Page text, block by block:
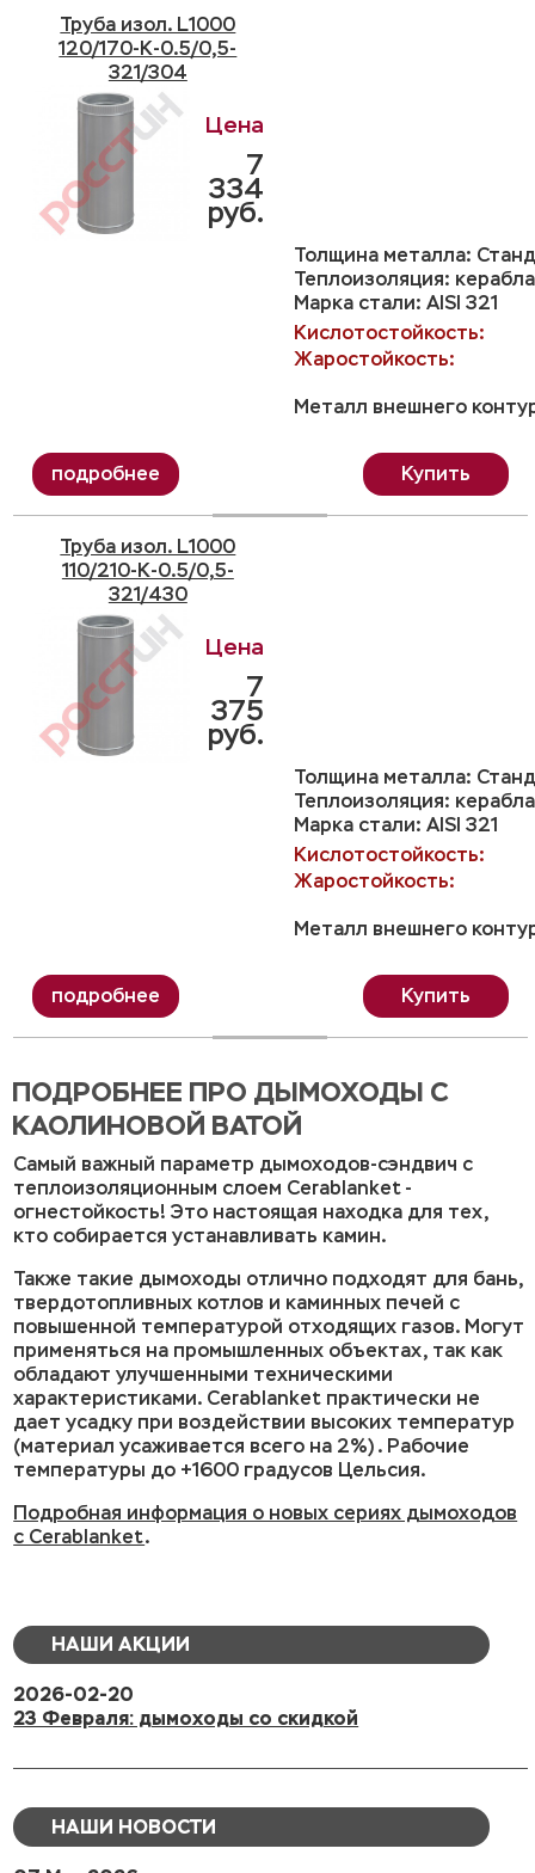
Труба изол. L1000
120/170-K-0.5/0,5-
321/304
Толщина металла:
Теплоизоляция:
Марка стали: AISI 321
Кислотостойкость:
Жаростойкость:
Металл внешнего
7
334
руб.
Купить
Труба изол. L1000
110/210-K-0.5/0,5-
321/430
Толщина металла:
Теплоизоляция:
Марка стали: AISI 321
Кислотостойкость:
Жаростойкость:
Металл внешнего
7
375
руб.
Купить
ПОДРОБНЕЕ ПРО ДЫМОХОДЫ С
КАОЛИНОВОЙ ВАТОЙ
Самый важный параметр дымоходов-сэндвич с
теплоизоляционным слоем Cerablanket -
огнестойкость! Это настоящая находка для тех,
кто собирается устанавливать камин.
Также такие дымоходы отлично подходят для бань,
твердотопливных котлов и каминных печей с
повышенной температурой отходящих газов. Могут
применяться на промышленных объектах, так как
обладают улучшенными техническими
характеристиками. Cerablanket практически не
дает усадку при воздействии высоких температур
(материал усаживается всего на 2%) . Рабочие
температуры до +1600 градусов Цельсия.
Подробная информация о новых сериях дымоходов
с Cerablanket.
НАШИ АКЦИИ
2026-02-20
23 Февраля: дымоходы со скидкой
НАШИ НОВОСТИ